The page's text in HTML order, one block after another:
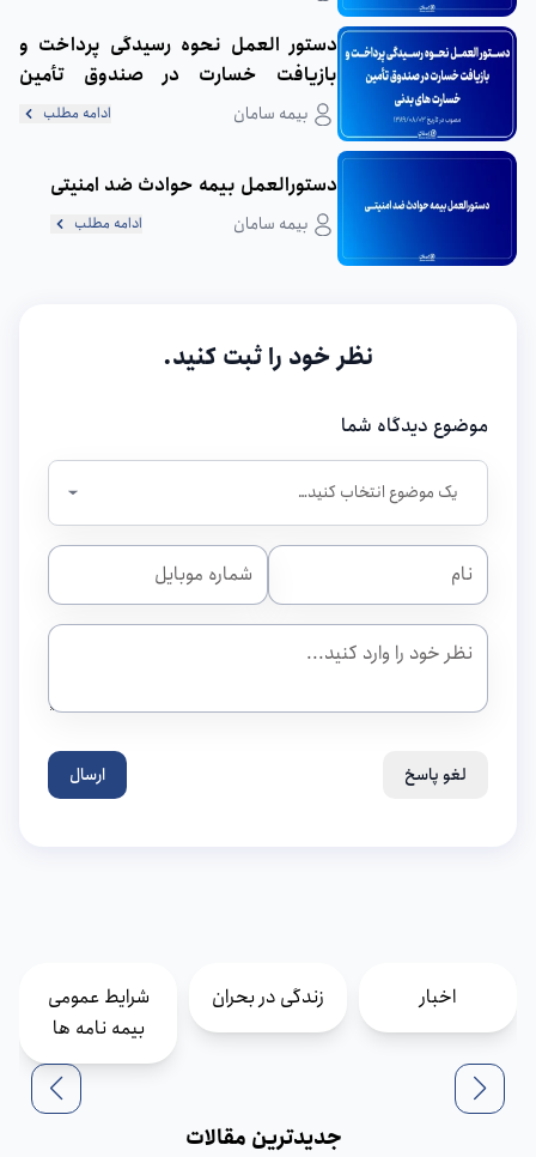
دستور العمل نحوه رسیدگی پرداخت و
بازیافت خسارت در صندوق تأمین
خسارت های بدنی - مصوب 89/8/3
بیمه سامان ادامه مطلب
دستورالعمل بیمه حوادث ضد امنیتی
بیمه سامان ادامه مطلب
نظر خود را ثبت کنید.
موضوع دیدگاه شما
لغو پاسخ ارسال
اخبار زندگی در بحران
شرایط عمومی
بیمه نامه ها
جدیدترین مقالات